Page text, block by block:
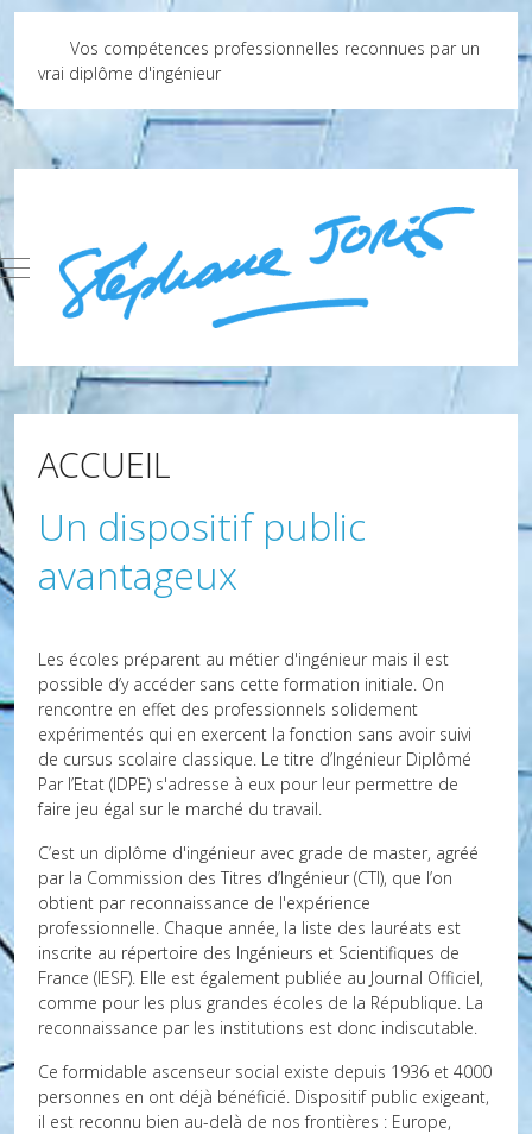
Vos compétences professionnelles reconnues par un
vrai diplôme d'ingénieur
Mobile Menu Toggle
ACCUEIL
Un dispositif public
avantageux
Les écoles préparent au métier d'ingénieur mais il est
possible d’y accéder sans cette formation initiale. On
rencontre en effet des professionnels solidement
expérimentés qui en exercent la fonction sans avoir suivi
de cursus scolaire classique. Le titre d’Ingénieur Diplômé
Par l’Etat (IDPE) s'adresse à eux pour leur permettre de
faire jeu égal sur le marché du travail.
C’est un diplôme d'ingénieur avec grade de master, agréé
par la Commission des Titres d’Ingénieur (CTI), que l’on
obtient par reconnaissance de l'expérience
professionnelle. Chaque année, la liste des lauréats est
inscrite au répertoire des Ingénieurs et Scientifiques de
France (IESF). Elle est également publiée au Journal Officiel,
comme pour les plus grandes écoles de la République. La
reconnaissance par les institutions est donc indiscutable.
Ce formidable ascenseur social existe depuis 1936 et 4000
personnes en ont déjà bénéficié. Dispositif public exigeant,
il est reconnu bien au-delà de nos frontières : Europe,